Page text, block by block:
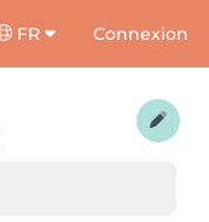
FR Connexion